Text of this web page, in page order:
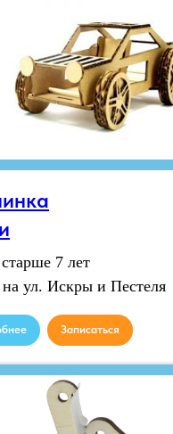
7 лет
ул. Искры и Пестеля
Записаться